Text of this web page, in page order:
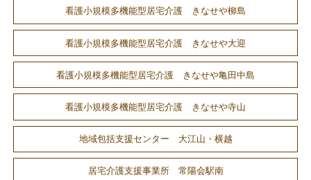
看護小規模多機能型居宅介護 きなせや柳島
看護小規模多機能型居宅介護 きなせや大迎
看護小規模多機能型居宅介護 きなせや亀田中島
看護小規模多機能型居宅介護 きなせや寺山
地域包括支援センター 大江山・横越
居宅介護支援事業所 常陽会駅南